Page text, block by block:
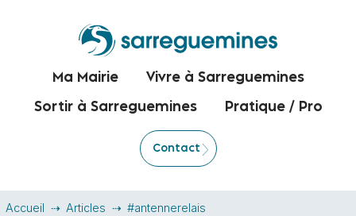
Ma Mairie Vivre à Sarreguemines
Sortir à Sarreguemines Pratique / Pro
Contact
Accueil Articles #antennerelais